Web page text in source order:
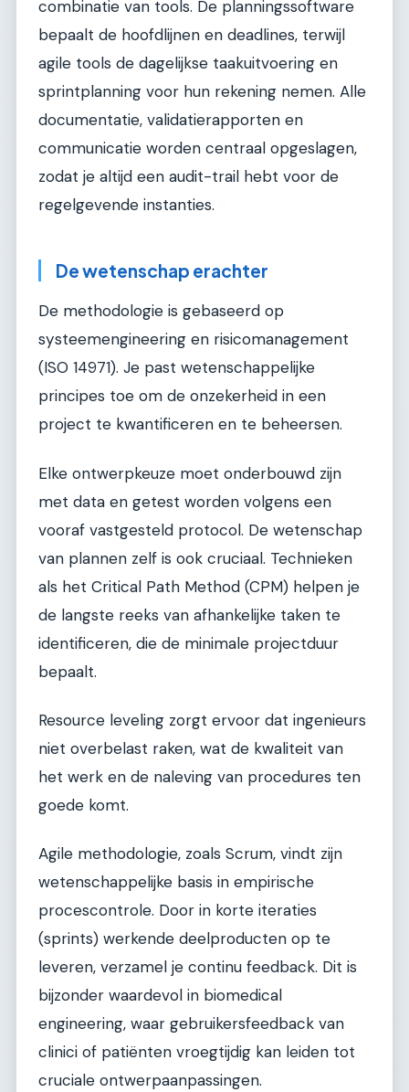
combinatie van tools. De planningssoftware
bepaalt de hoofdlijnen en deadlines, terwijl
agile tools de dagelijkse taakuitvoering en
sprintplanning voor hun rekening nemen. Alle
documentatie, validatierapporten en
communicatie worden centraal opgeslagen,
zodat je altijd een audit-trail hebt voor de
regelgevende instanties.
De wetenschap erachter
De methodologie is gebaseerd op
systeemengineering en risicomanagement
(ISO 14971). Je past wetenschappelijke
principes toe om de onzekerheid in een
project te kwantificeren en te beheersen.
Elke ontwerpkeuze moet onderbouwd zijn
met data en getest worden volgens een
vooraf vastgesteld protocol. De wetenschap
van plannen zelf is ook cruciaal. Technieken
als het Critical Path Method (CPM) helpen je
de langste reeks van afhankelijke taken te
identificeren, die de minimale projectduur
bepaalt.
Resource leveling zorgt ervoor dat ingenieurs
niet overbelast raken, wat de kwaliteit van
het werk en de naleving van procedures ten
goede komt.
Agile methodologie, zoals Scrum, vindt zijn
wetenschappelijke basis in empirische
procescontrole. Door in korte iteraties
(sprints) werkende deelproducten op te
leveren, verzamel je continu feedback. Dit is
bijzonder waardevol in biomedical
engineering, waar gebruikersfeedback van
clinici of patiënten vroegtijdig kan leiden tot
cruciale ontwerpaanpassingen.